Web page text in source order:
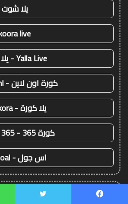
يلا شوت
live
Yalla Live - يلا لايف
كورة اون لاين - koora onl
يلا كورة - yallakora
كورة 365 - kooora 365
اس جول - AS Goal